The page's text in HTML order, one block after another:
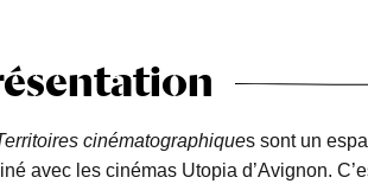
cinématographiques sont un
avec les cinémas Utopia d’Avignon.